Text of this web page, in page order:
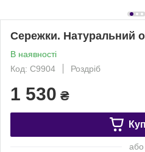
Сережки. Натуральний
В наявності
Код: С9904
Роздріб
1 530 ₴
або